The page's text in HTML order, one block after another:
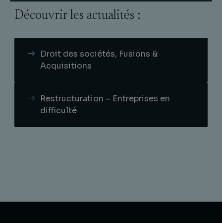
Découvrir les actualités :
Droit des sociétés, Fusions &
Acquisitions
Restructuration – Entreprises en
difficulté